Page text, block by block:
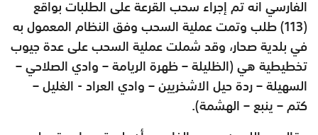
الفارسي انه تم إجراء سحب القرعة على الطلبات بواقع
(113) طلب وتمت عملية السحب وفق النظام المعمول به
في بلدية صحار، وقد شملت عملية السحب على عدة جيوب
تخطيطية هي (الظليلة – ظهرة الريامة – وادي الصلاحي –
السهيلة – ردة حيل الاشخريين – وادي العراد - الغليل –
كتم – ينبع – الهشمة).